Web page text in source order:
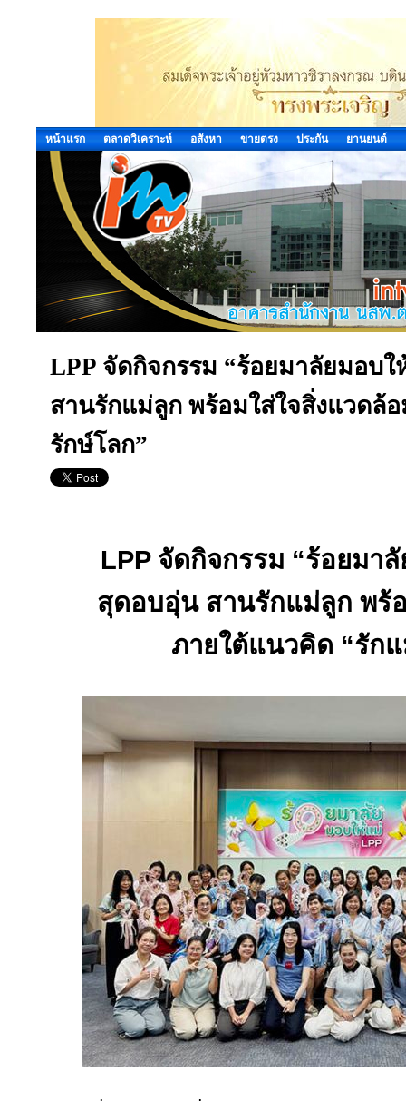
หน้าแรก ตลาดวิเคราะห์ อสังหา ขายตรง ประกัน ยานยนต์
LPP จัดกิจกรรม “ร้อยมาลัยมอบ
สานรักแม่ลูก พร้อมใส่ใจสิ่งแวดล้
รักษ์โลก”
LPP จัดกิจกรรม “ร้อยมา
สุดอบอุ่น สานรักแม่ลูก พร้
ภายใต้แนวคิด “รัก